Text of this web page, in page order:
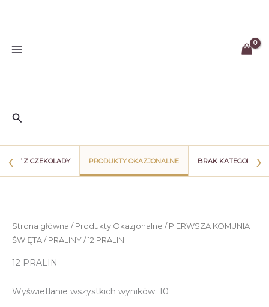
Szukaj
‹ Z CZEKOLADY PRODUKTY OKAZJONALNE BRAK KATEGORII ›
Strona główna / Produkty Okazjonalne / PIERWSZA KOMUNIA
ŚWIĘTA / PRALINY / 12 PRALIN
12 PRALIN
Wyświetlanie wszystkich wyników: 10